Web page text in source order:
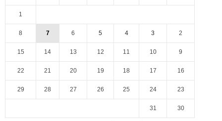
1
2
3
4
5
6
7
8
9
10
11
12
13
14
15
16
17
18
19
20
21
22
23
24
25
26
27
28
29
30
31